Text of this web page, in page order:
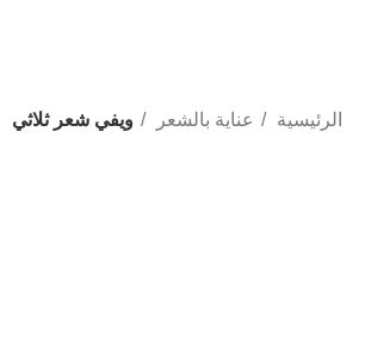
الرئيسية عناية بالشعر
ويفي شعر ثلاثي